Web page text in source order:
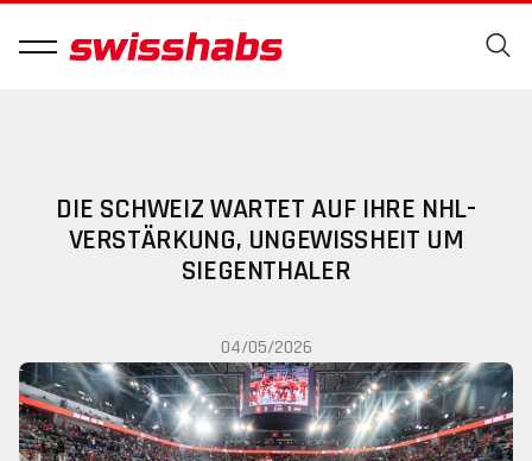
DIE SCHWEIZ WARTET AUF IHRE NHL-
VERSTÄRKUNG, UNGEWISSHEIT UM
SIEGENTHALER
04/05/2026